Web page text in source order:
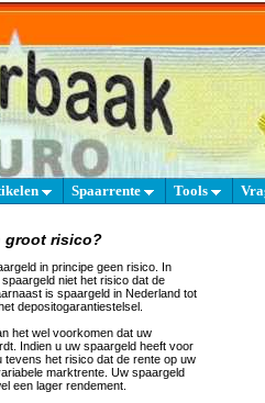
Spaarrente Tools
groot risico?
in principe geen risico. In
niet het risico dat de
is spaargeld in Nederland tot
depositogarantiestelsel.
het wel voorkomen dat uw
Indien u uw spaargeld heeft voor
tevens het risico dat de rente op uw
marktrente. Uw spaargeld
een lager rendement.